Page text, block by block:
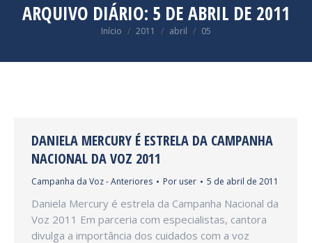
ARQUIVO DIÁRIO: 5 DE ABRIL DE 2011
Você está aqui:
Início 2011 abril 05
DANIELA MERCURY É ESTRELA DA CAMPANHA
NACIONAL DA VOZ 2011
Campanha da Voz - Anteriores Por user 5 de abril de 2011
Daniela Mercury é estrela da Campanha Nacional da
Voz 2011 Em parceria com especialistas, cantora
divulga a importância dos cuidados com a voz